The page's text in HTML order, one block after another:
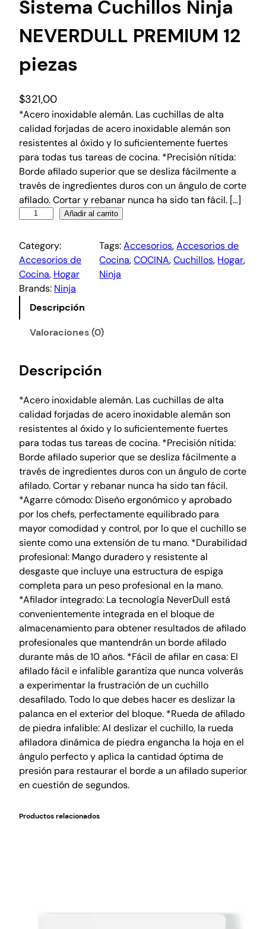
Sistema Cuchillos Ninja
NEVERDULL PREMIUM 12
piezas
$321,00
*Acero inoxidable alemán. Las cuchillas de alta
calidad forjadas de acero inoxidable alemán son
resistentes al óxido y lo suficientemente fuertes
para todas tus tareas de cocina. *Precisión nítida:
Borde afilado superior que se desliza fácilmente a
través de ingredientes duros con un ángulo de corte
afilado. Cortar y rebanar nunca ha sido tan fácil. […]
Añadir al carrito
Category:
Accesorios de
Cocina, Hogar
Tags:Accesorios, Accesorios de
Cocina, COCINA, Cuchillos, Hogar
Ninja
Brands: Ninja
Descripción
Valoraciones (0)
Descripción
*Acero inoxidable alemán. Las cuchillas de alta
calidad forjadas de acero inoxidable alemán son
resistentes al óxido y lo suficientemente fuertes
para todas tus tareas de cocina. *Precisión nítida:
Borde afilado superior que se desliza fácilmente a
través de ingredientes duros con un ángulo de corte
afilado. Cortar y rebanar nunca ha sido tan fácil.
*Agarre cómodo: Diseño ergonómico y aprobado
por los chefs, perfectamente equilibrado para
mayor comodidad y control, por lo que el cuchillo se
siente como una extensión de tu mano. *Durabilidad
profesional: Mango duradero y resistente al
desgaste que incluye una estructura de espiga
completa para un peso profesional en la mano.
*Afilador integrado: La tecnología NeverDull está
convenientemente integrada en el bloque de
almacenamiento para obtener resultados de afilado
profesionales que mantendrán un borde afilado
durante más de 10 años. *Fácil de afilar en casa: El
afilado fácil e infalible garantiza que nunca volverás
a experimentar la frustración de un cuchillo
desafilado. Todo lo que debes hacer es deslizar la
palanca en el exterior del bloque. *Rueda de afilado
de piedra infalible: Al deslizar el cuchillo, la rueda
afiladora dinámica de piedra engancha la hoja en el
ángulo perfecto y aplica la cantidad óptima de
presión para restaurar el borde a un afilado superior
en cuestión de segundos.
Productos relacionados